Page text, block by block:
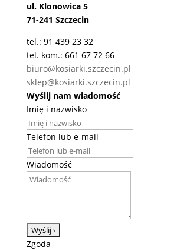
ul. Klonowica 5
71-241 Szczecin
tel.: 91 439 23 32
tel. kom.: 661 67 72 66
biuro@kosiarki.szczecin.pl
sklep@kosiarki.szczecin.pl
Wyślij nam wiadomość
Imię i nazwisko
Telefon lub e-mail
Wiadomość
Zgoda